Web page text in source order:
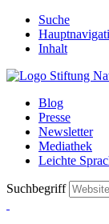
Suche
Inhalt
Blog
Presse
Newsletter
Mediathek
Leichte
Suchbegriff